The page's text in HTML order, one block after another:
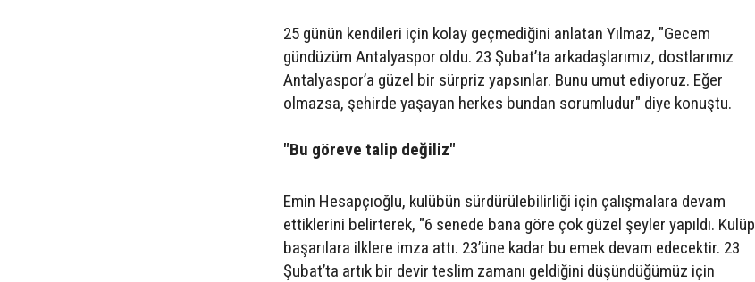
25 günün kendileri için kolay geçmediğini anlatan Yılmaz, "Gecem
gündüzüm Antalyaspor oldu. 23 Şubat’ta arkadaşlarımız, dostlarımız
Antalyaspor’a güzel bir sürpriz yapsınlar. Bunu umut ediyoruz. Eğer
olmazsa, şehirde yaşayan herkes bundan sorumludur" diye konuştu.
"Bu göreve talip değiliz"
Emin Hesapçıoğlu, kulübün sürdürülebilirliği için çalışmalara devam
ettiklerini belirterek, "6 senede bana göre çok güzel şeyler yapıldı. Kulüp
başarılara ilklere imza attı. 23’üne kadar bu emek devam edecektir. 23
Şubat’ta artık bir devir teslim zamanı geldiğini düşündüğümüz için